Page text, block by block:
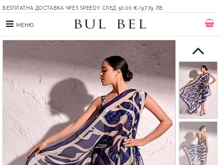
БЕЗПЛАТНА ДОСТАВКА ЧРЕЗ SPEEDY СЛЕД 50.00 €/97.79 ЛВ.
МЕНЮ